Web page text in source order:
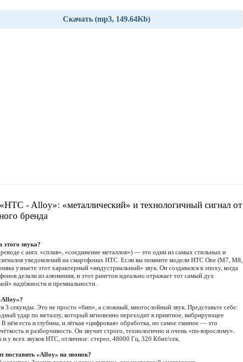
Скачать (mp3, 149.64Kb)
- Alloy»: «металлический» и технологичный сигнал от
бренда
звука?
с англ. «сплав», «соединение металлов») — это один из самых стильных и
уведомлений на смартфонах HTC. Если вы помните модели HTC One (M7, M8,
узнаете этот характерный «индустриальный» звук. Он создавался в эпоху, когда
делали из алюминия, и этот рингтон идеально отражает тот самый дух
надёжности и премиальности.
3 секунды. Это не просто «бип», а сложный, многослойный звук. Представьте себе:
удар по металлу, который мгновенно переходит в приятное, вибрирующее
В нём есть и глубина, и лёгкая «цифровая» обработка, но самое главное — это
и разборчивость. Он звучит строго, технологично и очень «по-взрослому».
и у всех звуков HTC, отличное: стерео, 48000 Гц, 320 Кбит/сек.
поставить «Alloy» на звонок?